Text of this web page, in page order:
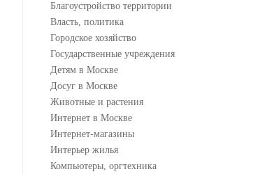
Благоустройство территории
Власть, политика
Городское хозяйство
Государственные учреждения
Детям в Москве
Досуг в Москве
Животные и растения
Интернет в Москве
Интернет-магазины
Интерьер жилья
Компьютеры, оргтехника